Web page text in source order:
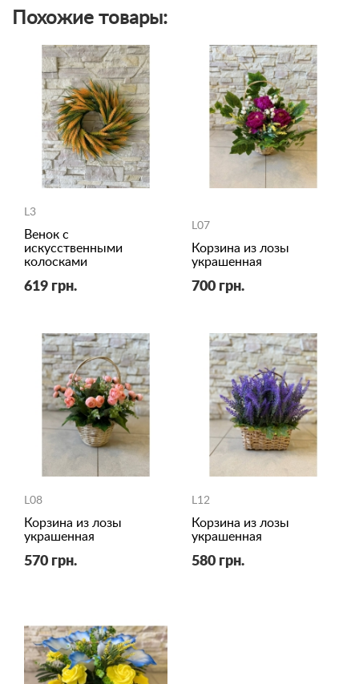
Похожие товары:
L3
Венок с
искусственными
колосками
619 грн.
L07
Корзина из лозы
украшенная
700 грн.
L08
Корзина из лозы
украшенная
570 грн.
L12
Корзина из лозы
украшенная
580 грн.